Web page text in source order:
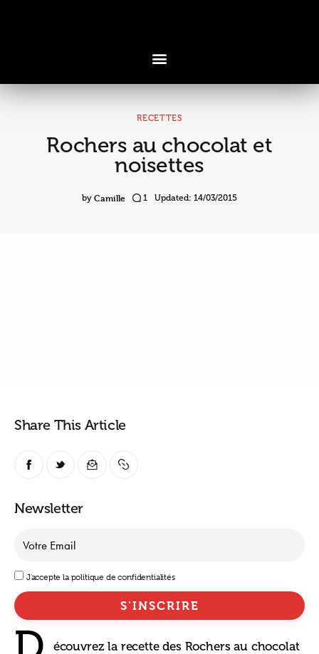
Voyages & Saveurs
RECETTES
Rochers au chocolat et
noisettes
by Camille 1 Updated: 14/03/2015
Share This Article
Newsletter
J'accepte la politique de confidentialités
écouvrez la recette des Rochers au chocolat